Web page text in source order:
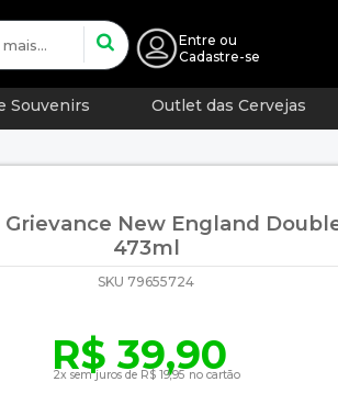
Entre ou
Cadastre-se
Souvenirs Outlet das Cervejas
Grievance New England
473ml
SKU 79655724
R$ 39,90
2x sem juros de R$ 19,95 no cartão